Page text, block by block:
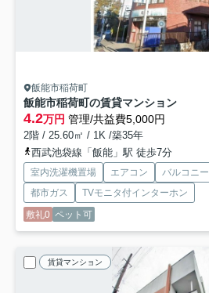
飯能市稲荷町
飯能市稲荷町の賃貸マンション
4.2万円 管理/共益費5,000円
2階 / 25.60㎡ / 1K /築35年
西武池袋線「飯能」駅 徒歩7分
室内洗濯機置場 エアコン バルコニー
都市ガス
TVモニタ付インターホン
敷礼0 ペット可
賃貸マンション